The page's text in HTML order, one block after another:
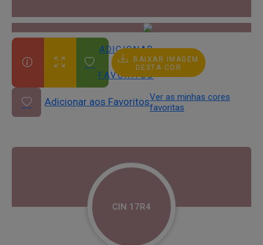
ADICIONAR
AOS
FAVORITOS
BAIXAR IMAGEM
DESTA COR
Adicionar aos FavoritosVer as minhas cores
favoritas
CIN 17R4